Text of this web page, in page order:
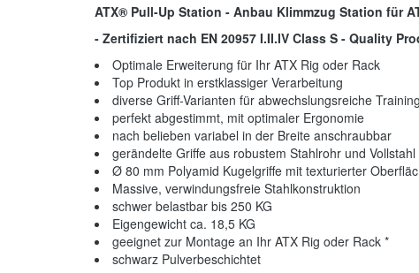
ATX® Pull-Up Station - Anbau Klimmzug Station für
- Zertifiziert nach EN 20957 I.II.IV Class S - Quality
Optimale Erweiterung für Ihr ATX Rig oder Rack
Top Produkt in erstklassiger Verarbeitung
diverse Griff-Varianten für abwechslungsreiche
perfekt abgestimmt, mit optimaler Ergonomie
nach belieben variabel in der Breite anschraubbar
gerändelte Griffe aus robustem Stahlrohr und
Ø 80 mm Polyamid Kugelgriffe mit texturierter
Massive, verwindungsfreie Stahlkonstruktion
schwer belastbar bis 250 KG
Eigengewicht ca. 18,5 KG
geeignet zur Montage an Ihr ATX Rig oder Rack *
schwarz Pulverbeschichtet